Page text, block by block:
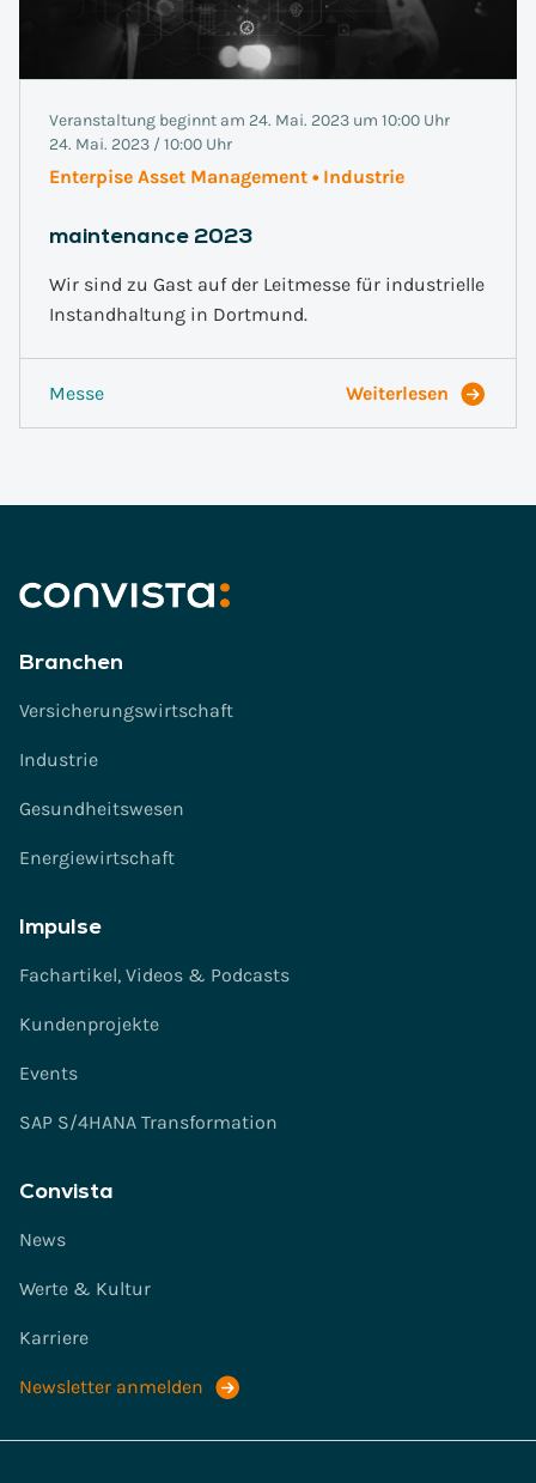
Veranstaltung beginnt am 24. Mai. 2023 um 10:00 Uhr
24. Mai. 2023 / 10:00 Uhr
Enterpise Asset Management • Industrie
maintenance 2023
Wir sind zu Gast auf der Leitmesse für industrielle
Instandhaltung in Dortmund.
Messe Weiterlesen
Branchen
Versicherungswirtschaft
Industrie
Gesundheitswesen
Energiewirtschaft
Impulse
Fachartikel, Videos & Podcasts
Kundenprojekte
Events
SAP S/4HANA Transformation
Convista
News
Werte & Kultur
Karriere
Newsletter anmelden